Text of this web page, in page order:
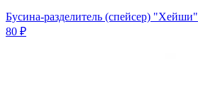
Бусина-разделитель (спейсер) "Хейши"
80 ₽